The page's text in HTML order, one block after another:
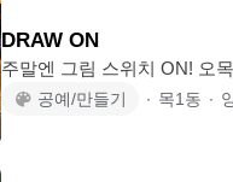
DRAW ON
주말엔 그림 스위치 ON! 오
가 그리고 싶은 그림을 그려요. 정규모임은 대략 한달에 두 번 격주로 진행
공예/만들기 ∙ 목1동 ∙